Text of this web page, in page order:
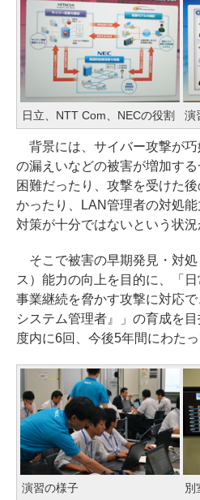
日立、NTT Com、NECの役割 演
背景には、サイバー攻撃が巧
の漏えいなどの被害が増加す
困難だったり、攻撃を受けた
かったり、LAN管理者の対処
対策が十分ではないという状況
そこで被害の早期発見・対処
ス）能力の向上を目的に、「
事業継続を脅かす攻撃に対応
システム管理者』」の育成を
度内に6回、今後5年間にわた
演習の様子
別